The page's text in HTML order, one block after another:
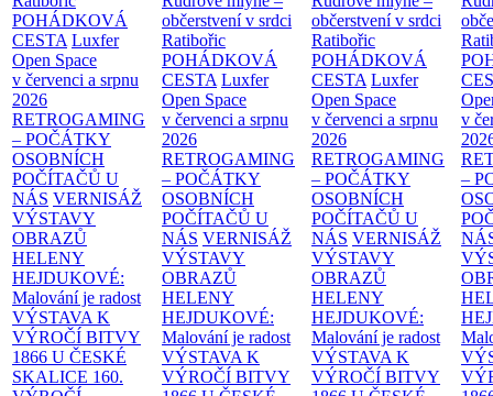
POHÁDKOVÁ
CESTA Luxfer
Open Space
v červenci a srpnu
2026
RETROGAMING
– POČÁTKY
OSOBNÍCH
POČÍTAČŮ U
NÁS VERNISÁŽ
VÝSTAVY
OBRAZŮ
HELENY
HEJDUKOVÉ:
Malování je radost
VÝSTAVA K
VÝROČÍ BITVY
1866 U ČESKÉ
SKALICE 160.
občerstvení v srdci
Ratibořic
POHÁDKOVÁ
CESTA Luxfer
Open Space
v červenci a srpnu
2026
RETROGAMING
– POČÁTKY
OSOBNÍCH
POČÍTAČŮ U
NÁS VERNISÁŽ
VÝSTAVY
OBRAZŮ
HELENY
HEJDUKOVÉ:
Malování je radost
VÝSTAVA K
VÝROČÍ BITVY
občerstvení v srdci
Ratibořic
POHÁDKOVÁ
CESTA Luxfer
Open Space
v červenci a srpnu
2026
RETROGAMING
– POČÁTKY
OSOBNÍCH
POČÍTAČŮ U
NÁS VERNISÁŽ
VÝSTAVY
OBRAZŮ
HELENY
HEJDUKOVÉ:
Malování je radost
VÝSTAVA K
VÝROČÍ BITVY
v
–